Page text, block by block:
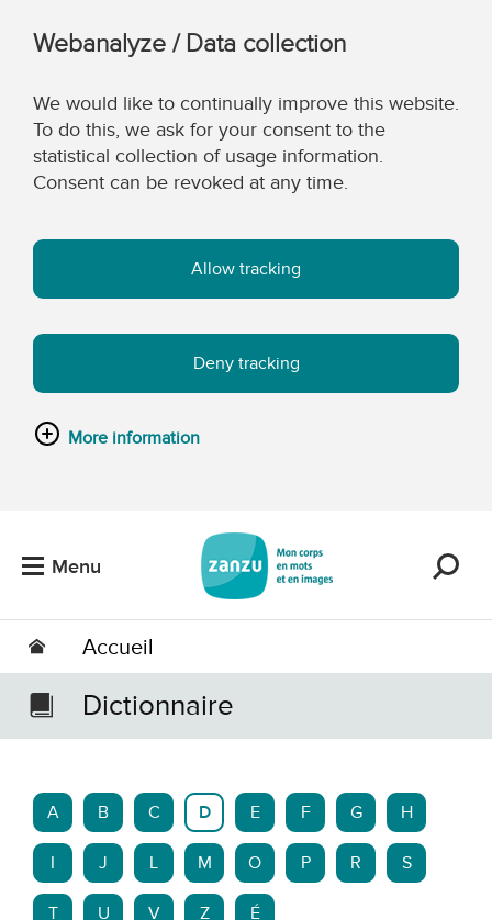
Webanalyze / Data collection
We would like to continually improve this website.
To do this, we ask for your consent to the
statistical collection of usage information.
Consent can be revoked at any time.
Allow tracking
Deny tracking
More information
Menu
Accueil
Dictionnaire
A B C D E F G H
J L M O P R S
T U V Z É